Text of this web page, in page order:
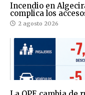
Incendio en
complica los
2 agosto 2026